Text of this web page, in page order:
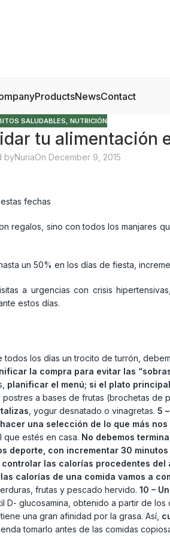
ProductsNewsContact
SALUDABLES, NUTRICIÓN
tu alimentación
byNuriaOn December 9, 2015
fechas
regalos, sino con todos los manjares
un 50% en los días de fiesta,
a urgencias con crisis
estos días.
todos los días un trocito de turrón,
la compra para evitar las
planificar el menú; si el plato
a bases de frutas (brochetas de
, yogur desnatado o vinagretas. 5 –
hacer una selección de lo que más
que estés en casa. No debemos
deporte, con incrementar 30
controlar las calorías procedentes del
calorías de una comida vamos a
frutas y pescado hervido. 10 –
glucosamina, obtenido a partir de
una gran afinidad por la grasa. Así,
tomarlo antes de las comidas